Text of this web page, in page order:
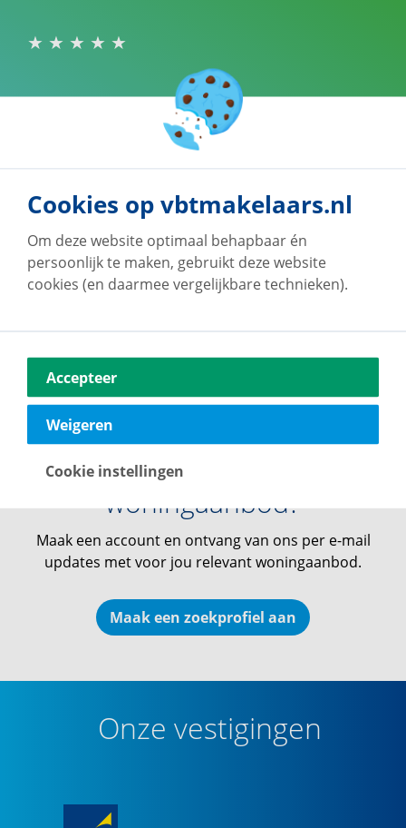
Onze klanten geven
ons een 9!
Bij vb&t Makelaars staan jouw wensen altijd
voorop. Daarom worden we door onze klanten
beoordeeld met een8,5Benieuwd waarom? Bekijk
de beoordelingen.
Op de hoogte blijven van ons
woningaanbod?
Maak een account en ontvang van ons per e-mail
updates met voor jou relevant woningaanbod.
Maak een zoekprofiel aan
Onze vestigingen
Cookies op vbtmakelaars.nl
Om deze website optimaal behapbaar én
persoonlijk te maken, gebruikt deze website
cookies (en daarmee vergelijkbare technieken).
Accepteer
Weigeren
Cookie instellingen